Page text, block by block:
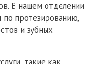
В нашем отделении
протезированию,
и зубных
такие как